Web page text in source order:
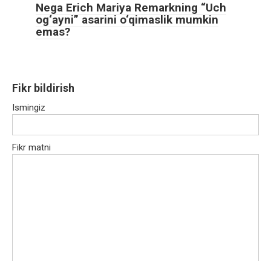
Nega Erich Mariya Remarkning “Uch
og‘ayni” asarini o‘qimaslik mumkin
emas?
Fikr bildirish
Ismingiz
Fikr matni